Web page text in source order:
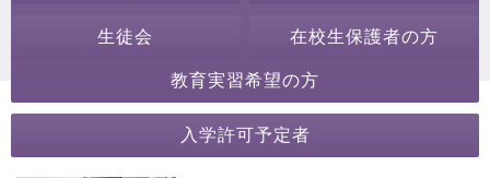
生徒会 在校生保護者の方
教育実習希望の方
入学許可予定者